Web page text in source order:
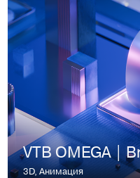
3D,Анимация